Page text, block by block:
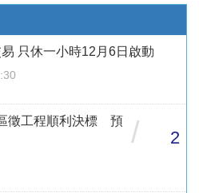
只休一小時12月6日啟動
徵工程順利決標 預
/ 2